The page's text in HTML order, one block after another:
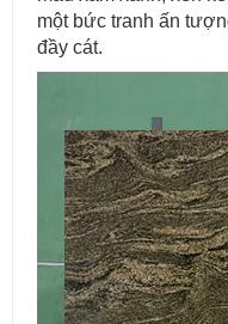
một bức tranh ấn
đầy cát.